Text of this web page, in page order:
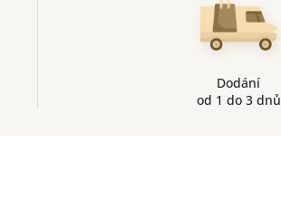
Dodání
od 1 do 3 dnů